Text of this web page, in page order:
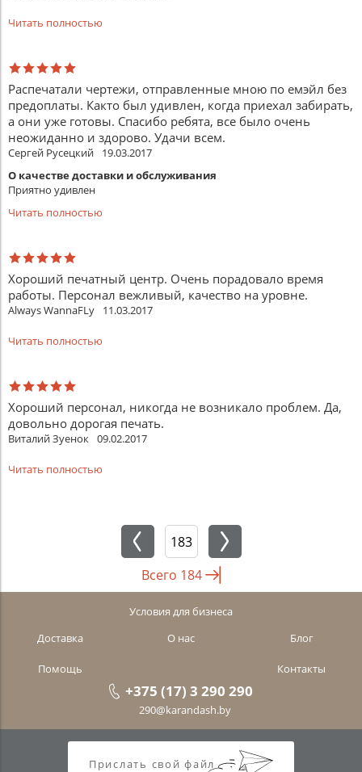
Читать полностью
Распечатали чертежи, отправленные мною по емэйл без
предоплаты. Както был удивлен, когда приехал забирать,
а они уже готовы. Спасибо ребята, все было очень
неожиданно и здорово. Удачи всем.
Сергей Русецкий
19.03.2017
О качестве доставки и обслуживания
Приятно удивлен
Читать полностью
Хороший печатный центр. Очень порадовало время
работы. Персонал вежливый, качество на уровне.
Always WannaFLy 11.03.2017
Читать полностью
Хороший персонал, никогда не возникало проблем. Да,
довольно дорогая печать.
Виталий Зуенок 09.02.2017
Читать полностью
Всего 184
Условия для бизнеса
Доставка
О нас Блог
Помощь Контакты
+375 (17) 3 290 290
290@karandash.by
Прислать свой файл